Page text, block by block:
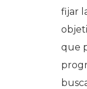
fijar
que